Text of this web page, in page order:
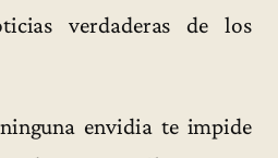
verdaderas de los
envidia te impide